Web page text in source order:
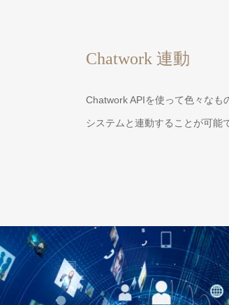
Chatwork 連動
Chatwork APIを使って色々なも
システムと連動することが可能